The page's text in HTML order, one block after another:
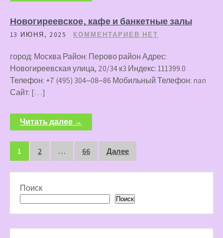
Новогиреевское, кафе и банкетные залы
13 ИЮНЯ, 2025 КОММЕНТАРИЕВ НЕТ
город: Москва Район: Перово район Адрес:
Новогиреевская улица, 20/34 к3 Индекс: 111399.0
Телефон: +7 (495) 304‒08‒86 Мобильный Телефон: nan
Сайт: […]
Читать далее →
Пагинация
записей
1 2 … 66 Далее
Поиск
Поиск